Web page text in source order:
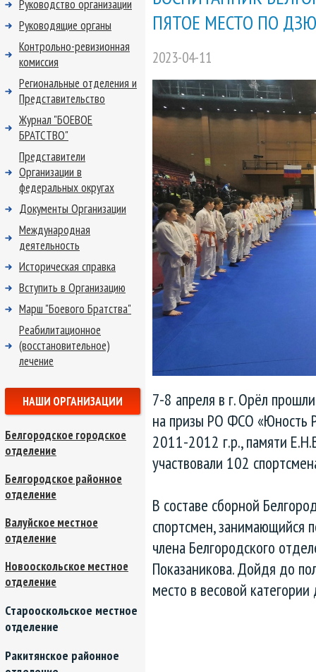
ПЯТОЕ МЕСТО ПО
2023-04-11
7-8 апреля в г. Орёл
на призы РО ФСО «Юность
2011-2012 г.р., памяти
участвовали 102
В составе сборной
спортсмен, занимающийся
члена Белгородского
Показаникова. Дойдя до
место в весовой
Руководство организации
Руководящие органы
Контрольно-ревизионная
комиссия
Региональные отделения и
Представительство
Журнал "БОЕВОЕ
БРАТСТВО"
Представители
Организации в
федеральных округах
Документы Организации
Международная
деятельность
Историческая справка
Вступить в Организацию
Марш "Боевого Братства"
Реабилитационное
(восстановительное)
лечение
НАШИ ОРГАНИЗАЦИИ
Белгородское городское
отделение
Белгородское районное
отделение
Валуйское местное
отделение
Новооскольское местное
отделение
Старооскольское местное
отделение
Ракитянское районное